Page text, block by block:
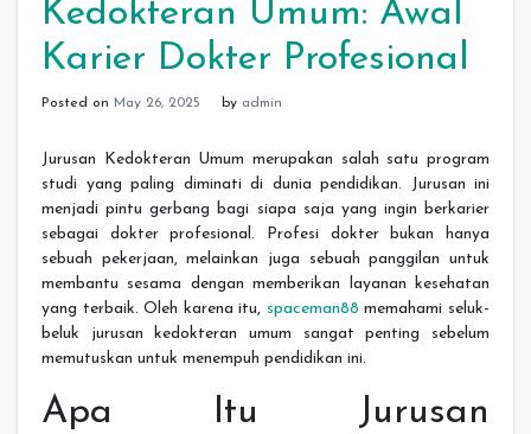
Kedokteran Umum: Awal
Karier Dokter Profesional
Posted on May 26, 2025 by admin
Jurusan Kedokteran Umum merupakan salah satu program
studi yang paling diminati di dunia pendidikan. Jurusan ini
menjadi pintu gerbang bagi siapa saja yang ingin berkarier
sebagai dokter profesional. Profesi dokter bukan hanya
sebuah pekerjaan, melainkan juga sebuah panggilan untuk
membantu sesama dengan memberikan layanan kesehatan
yang terbaik. Oleh karena itu, spaceman88 memahami seluk-
beluk jurusan kedokteran umum sangat penting sebelum
memutuskan untuk menempuh pendidikan ini.
Apa Itu Jurusan